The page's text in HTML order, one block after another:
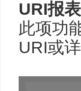
URI报表
此项功
URI或